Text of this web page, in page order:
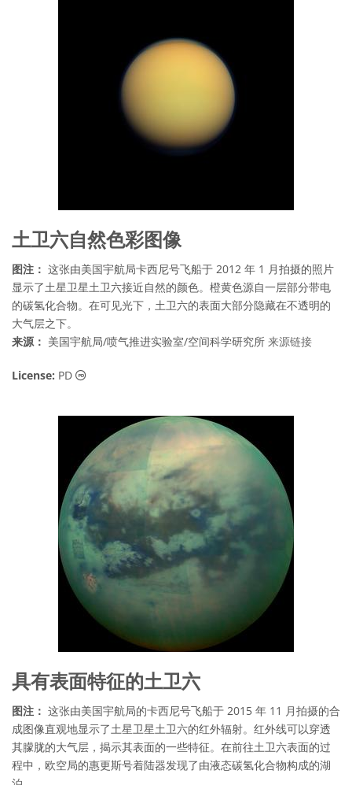
土卫六自然色彩图像
图注： 这张由美国宇航局卡西尼号飞船于 2012 年 1 月拍摄的照片
显示了土星卫星土卫六接近自然的颜色。橙黄色源自一层部分带电
的碳氢化合物。在可见光下，土卫六的表面大部分隐藏在不透明的
大气层之下。
来源： 美国宇航局/喷气推进实验室/空间科学研究所 来源链接
License: PD 公共领域 图标
具有表面特征的土卫六
图注： 这张由美国宇航局的卡西尼号飞船于 2015 年 11 月拍摄的合
成图像直观地显示了土星卫星土卫六的红外辐射。红外线可以穿透
其朦胧的大气层，揭示其表面的一些特征。在前往土卫六表面的过
程中，欧空局的惠更斯号着陆器发现了由液态碳氢化合物构成的湖